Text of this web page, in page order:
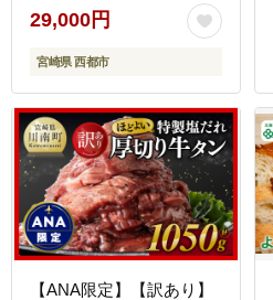
29,000円
宮崎県 西都市
【ANA限定】【訳あり】